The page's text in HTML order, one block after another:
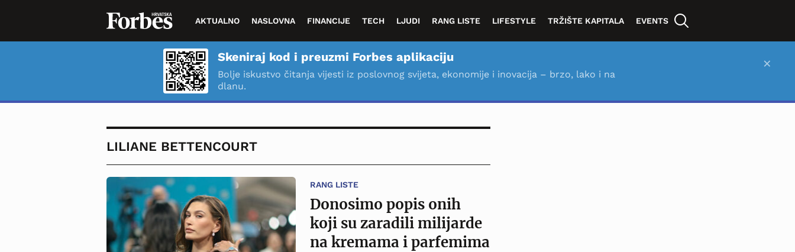
AKTUALNO NASLOVNA FINANCIJE TECH LJUDI RANG LISTE LIFESTYLE TRŽIŠTE KAPITALA EVENTS
Skeniraj kod i preuzmi Forbes aplikaciju
Bolje iskustvo čitanja vijesti iz poslovnog svijeta, ekonomije i inovacija – brzo, lako i na
dlanu.
×
LILIANE BETTENCOURT
RANG LISTE
Donosimo popis onih
koji su zaradili milijarde
na kremama i parfemima